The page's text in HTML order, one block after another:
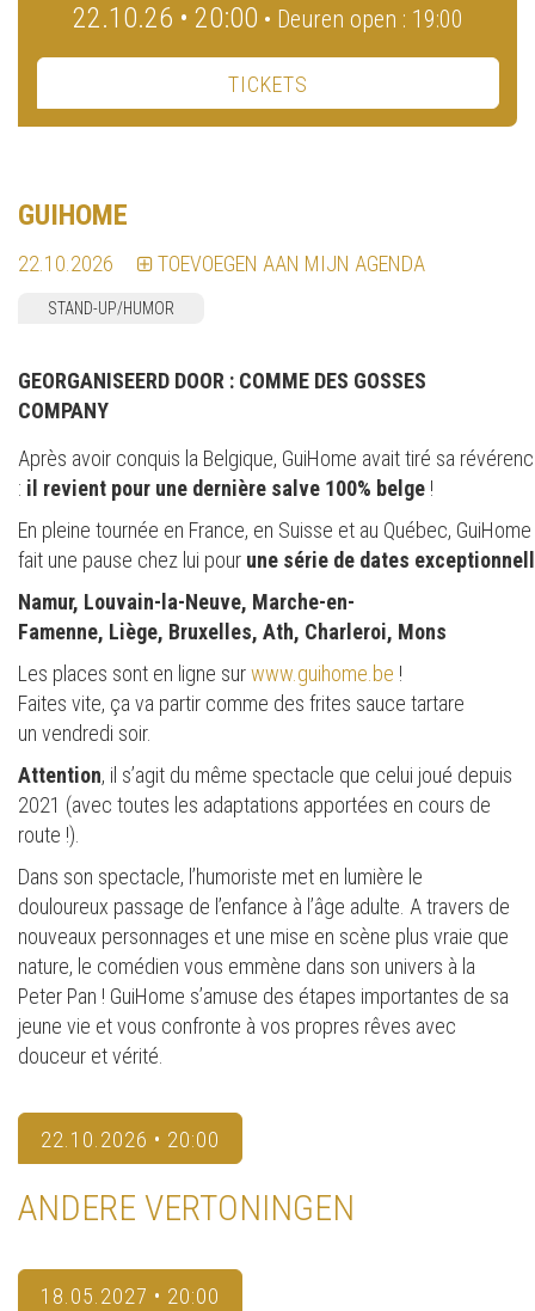
22.10.26 • 20:00 • Deuren open : 19:00
TICKETS
GUIHOME
22.10.2026 TOEVOEGEN AAN MIJN AGENDA
STAND-UP/HUMOR
GEORGANISEERD DOOR : COMME DES GOSSES
COMPANY
Après avoir conquis la Belgique, GuiHome avait tiré sa
: il revient pour une dernière salve 100% belge !
En pleine tournée en France, en Suisse et au Québec, GuiHome
fait une pause chez lui pour une série de dates
Namur, Louvain-la-Neuve, Marche-en-
Famenne, Liège, Bruxelles, Ath, Charleroi, Mons
Les places sont en ligne surwww.guihome.be !
Faites vite, ça va partir comme des frites sauce tartare
un vendredi soir.
Attention, il s’agit du même spectacle que celui joué depuis
2021 (avec toutes les adaptations apportées en cours de
route !).
Dans son spectacle, l’humoriste met en lumière le
douloureux passage de l’enfance à l’âge adulte. A travers de
nouveaux personnages et une mise en scène plus vraie que
nature, le comédien vous emmène dans son univers à la
Peter Pan ! GuiHome s’amuse des étapes importantes de sa
jeune vie et vous confronte à vos propres rêves avec
douceur et vérité.
22.10.2026 • 20:00
ANDERE VERTONINGEN
18.05.2027 • 20:00